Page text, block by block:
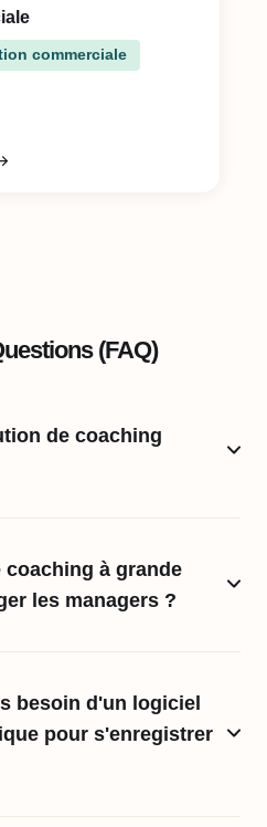
commerciale
(FAQ)
de coaching
à grande
les managers ?
besoin d'un logiciel
pour s'enregistrer